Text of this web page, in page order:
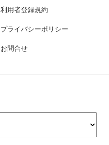
利用者登録規約
プライバシーポリシー
お問合せ